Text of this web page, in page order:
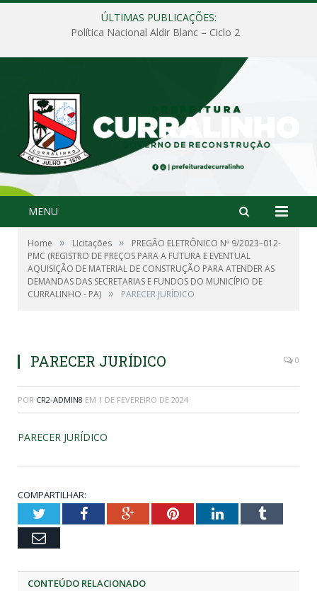
ÚLTIMAS PUBLICAÇÕES:
Política Nacional Aldir Blanc – Ciclo 2
MENU
Home » Licitações »
PREGÃO ELETRÔNICO Nº 9/2023–012-
PMC (REGISTRO DE PREÇOS PARA A FUTURA E EVENTUAL
AQUISIÇÃO DE MATERIAL DE CONSTRUÇÃO PARA ATENDER AS
DEMANDAS DAS SECRETARIAS E FUNDOS DO MUNICÍPIO DE
CURRALINHO - PA) » PARECER JURÍDICO
PARECER JURÍDICO 0
POR CR2-ADMIN8 EM 1 DE FEVEREIRO DE 2024
PARECER JURÍDICO
COMPARTILHAR:
TwitterFacebookGoogle+PinterestLinkedInTumblr
Email
CONTEÚDO RELACIONADO